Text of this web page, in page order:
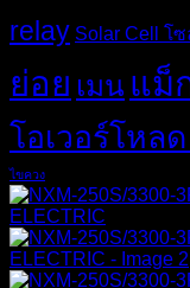
relay Solar Cell โ
ย่อย เมน แม็
โอเวอร์โหล
ไขควง